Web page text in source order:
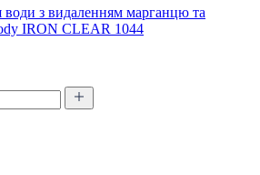
води з видаленням марганцю та
IRON CLEAR 1044